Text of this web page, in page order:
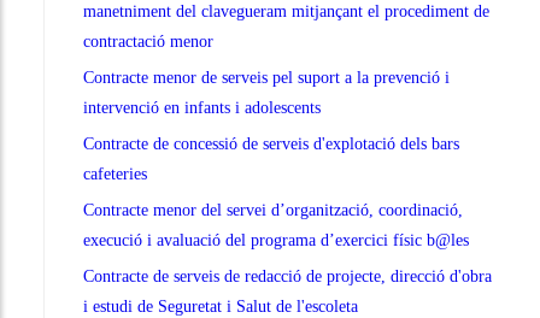
manetniment del clavegueram mitjançant el procediment de
contractació menor
Contracte menor de serveis pel suport a la prevenció i
intervenció en infants i adolescents
Contracte de concessió de serveis d'explotació dels bars
cafeteries
Contracte menor del servei d’organització, coordinació,
execució i avaluació del programa d’exercici físic b@les
Contracte de serveis de redacció de projecte, direcció d'obra
i estudi de Seguretat i Salut de l'escoleta